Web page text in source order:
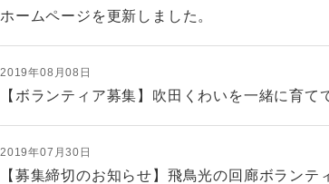
ホームページを更新しました。
2019年08月08日
【ボランティア募集】吹田くわいを一緒に育
2019年07月30日
【募集締切のお知らせ】飛鳥光の回廊ボランテ